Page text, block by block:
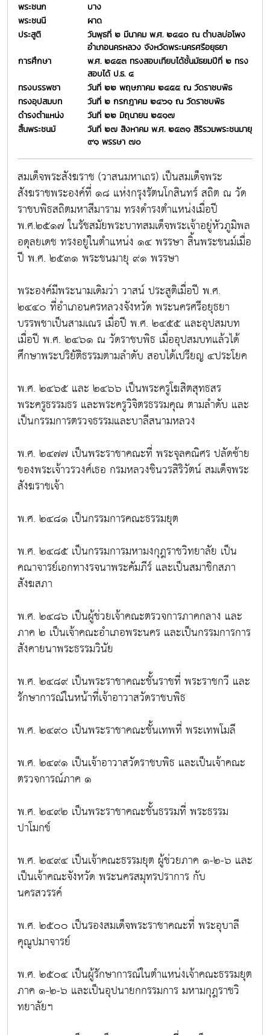
พระชนก
บาง
พระชนนี
ผาด
ประสูติ
วันพุธที่ ๒ มีนาคม พ.ศ. ๒๔๔๐ ณ ตำบลบ่อโพง
อำเภอนครหลวง จังหวัดพระนครศรีอยุธยา
การศึกษา
พ.ศ. ๒๔๕๓ ทรงสอบเทียบได้ชั้นมัธยมปีที่ ๒ ทรง
สอบได้ ป.ธ. ๔
ทรงบรรพชา
วันที่ ๒๒ พฤษภาคม ๒๔๕๕ ณ วัดราชบพิธ
ทรงอุปสมบท
วันที่ ๒ กรกฎาคม ๒๔๖๑ ณ วัดราชบพิธ
ดำรงตำแหน่ง
วันที่ ๒๒ มิถุนายน ๒๕๑๗
สิ้นพระชนม์
วันที่ ๒๗ สิงหาคม พ.ศ. ๒๕๓๑ สิริรวมพระชนมายุ
๙๑ พรรษา ๗๐
สมเด็จพระสังฆราช (วาสนมหาเถร) เป็นสมเด็จพระ
สังฆราชพระองค์ที่ ๑๘ แห่งกรุงรัตนโกสินทร์ สถิต ณ วัด
ราชบพิธสถิตมหาสีมาราม ทรงดำรงตำแหน่งเมื่อปี
พ.ศ.๒๕๑๗ ในรัชสมัยพระบาทสมเด็จพระเจ้าอยู่หัวภูมิพล
อดุลยเดช ทรงอยู่ในตำแหน่ง ๑๔ พรรษา สิ้นพระชนม์เมื่อ
ปี พ.ศ. ๒๕๓๑ พระชนมายุ ๙๑ พรรษา
พระองค์มีพระนามเดิมว่า วาสน์ ประสูติเมื่อปี พ.ศ.
๒๔๔๐ ที่อำเภอนครหลวงจังหวัด พระนครศรีอยุธยา
บรรพชาเป็นสามเณร เมื่อปี พ.ศ. ๒๔๕๕ และอุปสมบท
เมื่อปี พ.ศ. ๒๔๖๑ ณ วัดราชบพิธ เมื่ออุปสมบทแล้วได้
ศึกษาพระปริยัติธรรมตามลำดับ สอบได้เปรียญ ๔ประโยค
พ.ศ. ๒๔๖๕ และ ๒๔๖๖ เป็นพระครูโฆสิตสุทธสร
พระครูธรรมธร และพระครูวิจิตรธรรมคุณ ตามลำดับ และ
เป็นกรรมการตรวจธรรมและบาลีสนามหลวง
พ.ศ. ๒๔๗๗ เป็นพระราชาคณะที่ พระจุลคณิศร ปลัดซ้าย
ของพระเจ้าวรวงศ์เธอ กรมหลวงชินวรสิริวัตน์ สมเด็จพระ
สังฆราชเจ้า
พ.ศ. ๒๔๘๑ เป็นกรรมการคณะธรรมยุต
พ.ศ. ๒๔๘๕ เป็นกรรมการมหามงกุฎราชวิทยาลัย เป็น
คณาจารย์เอกทางรจนาพระคัมภีร์ และเป็นสมาชิกสภา
สังฆสภา
พ.ศ. ๒๔๘๖ เป็นผู้ช่วยเจ้าคณะตรวจการภาคกลาง และ
ภาค ๒ เป็นเจ้าคณะอำเภอพระนคร และเป็นกรรมการการ
สังคายนาพระธรรมวินัย
พ.ศ. ๒๔๘๙ เป็นพระราชาคณะชั้นราชที่ พระราชกวี และ
รักษาการณ์ในหน้าที่เจ้าอาวาสวัดราชบพิธ
พ.ศ. ๒๔๙๐ เป็นพระราชาคณะชั้นเทพที่ พระเทพโมลี
พ.ศ. ๒๔๙๑ เป็นเจ้าอาวาสวัดราชบพิธ และเป็นเจ้าคณะ
ตรวจการณ์ภาค ๑
พ.ศ. ๒๔๙๒ เป็นพระราชาคณะชั้นธรรมที่ พระธรรม
ปาโมกข์
พ.ศ. ๒๔๙๔ เป็นเจ้าคณะธรรมยุต ผู้ช่วยภาค ๑-๒-๖ และ
เป็นเจ้าคณะจังหวัด พระนครสมุทรปราการ กับ
นครสวรรค์
พ.ศ. ๒๕๐๐ เป็นรองสมเด็จพระราชาคณะที่ พระอุบาลี
คุณูปมาจารย์
พ.ศ. ๒๕๐๔ เป็นผู้รักษาการณ์ในตำแหน่งเจ้าคณะธรรมยุต
ภาค ๑-๒-๖ และเป็นอุปนายกกรรมการ มหามกุฎราชวิ
ทยาลัยฯ